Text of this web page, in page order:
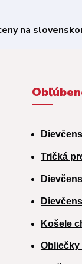
Tričká
Košele